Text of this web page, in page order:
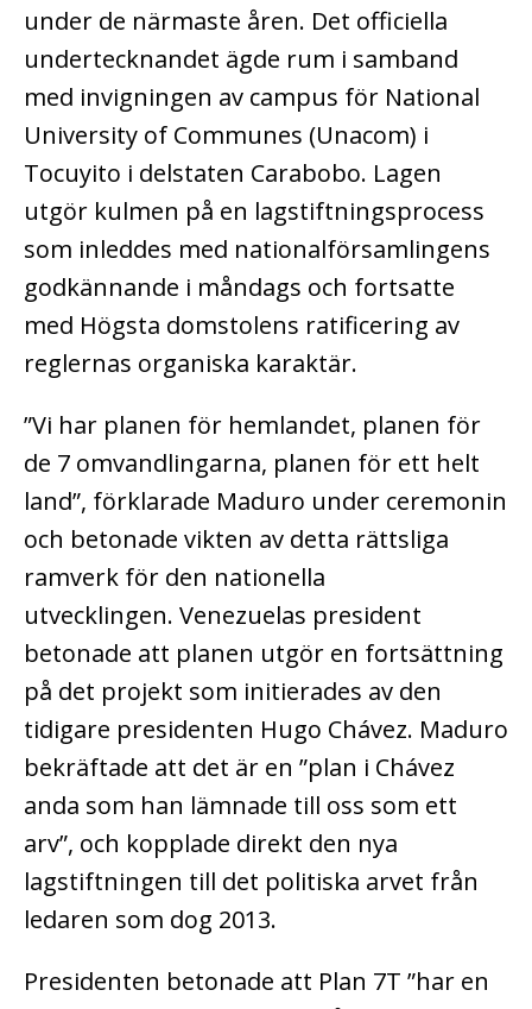
under de närmaste åren. Det officiella
undertecknandet ägde rum i samband
med invigningen av campus för National
University of Communes (Unacom) i
Tocuyito i delstaten Carabobo. Lagen
utgör kulmen på en lagstiftningsprocess
som inleddes med nationalförsamlingens
godkännande i måndags och fortsatte
med Högsta domstolens ratificering av
reglernas organiska karaktär.
”Vi har planen för hemlandet, planen för
de 7 omvandlingarna, planen för ett helt
land”, förklarade Maduro under ceremonin
och betonade vikten av detta rättsliga
ramverk för den nationella
utvecklingen. Venezuelas president
betonade att planen utgör en fortsättning
på det projekt som initierades av den
tidigare presidenten Hugo Chávez. Maduro
bekräftade att det är en ”plan i Chávez
anda som han lämnade till oss som ett
arv”, och kopplade direkt den nya
lagstiftningen till det politiska arvet från
ledaren som dog 2013.
Presidenten betonade att Plan 7T ”har en